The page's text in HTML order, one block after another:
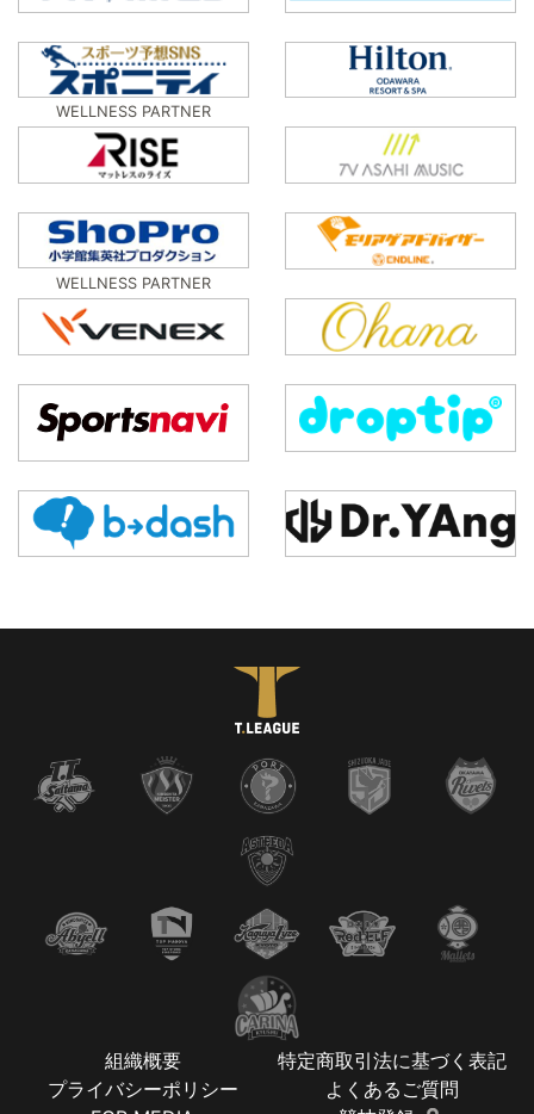
WELLNESS PARTNER
WELLNESS PARTNER
組織概要
特定商取引法に基づく表記
プライバシーポリシー
よくあるご質問